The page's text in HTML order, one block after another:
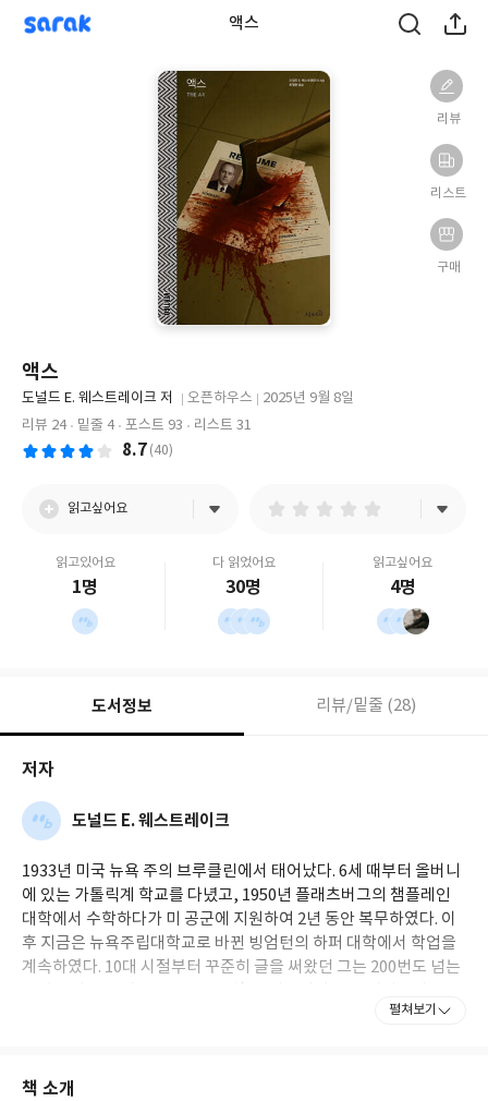
sarak 액스
리뷰
리스트
구매
액스
글
쓴
도널드 E. 웨스트레이크 저
출
오픈하우스
2025년 9월 8일
리뷰 24
밑줄 4 포스트 93 리스트 31
8.7 (40)
읽고싶어요
읽고있어요
1명
다 읽었어요
30명
읽고싶어요
4명
도서정보 리뷰/밑줄 (28)
저자
도널드 E. 웨스트레이크
1933년 미국 뉴욕 주의 브루클린에서 태어났다. 6세 때부터 올버니
에 있는 가톨릭계 학교를 다녔고, 1950년 플래츠버그의 챔플레인
대학에서 수학하다가 미 공군에 지원하여 2년 동안 복무하였다. 이
후 지금은 뉴욕주립대학교로 바뀐 빙엄턴의 하퍼 대학에서 학업을
계속하였다. 10대 시절부터 꾸준히 글을 써왔던 그는 200번도 넘는
소설을 발표하며 본격적으로 작가의 길에 들어섰다. 1958년 스코트
펼쳐보기
책 소개